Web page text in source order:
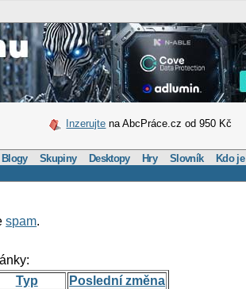
Inzerujte na AbcPráce.cz od 950 Kč
Blogy Skupiny Desktopy Hry Slovník Kdo je
spam.
Typ
Poslední změna